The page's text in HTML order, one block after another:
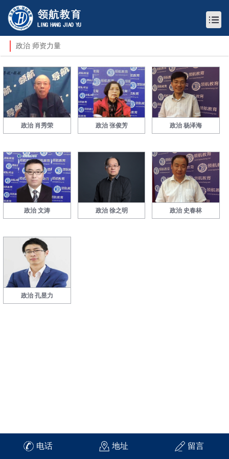
政治 师资力量
政治 肖秀荣 政治 张俊芳 政治 杨泽海
政治 文涛 政治 徐之明 政治 史春林
政治 孔昱力
电话 地址 留言